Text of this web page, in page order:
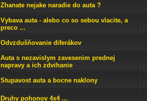
Zhanate nejake naradie do auta ?
Vybava auta - alebo co so sebou vlacite, a
preco ...
Odvzdušňovanie diferákov
Auta s nezavislym zavesenim prednej
napravy a ich zdvihanie
Stupavost auta a bocne naklony
Druhy pohonov 4x4 ...